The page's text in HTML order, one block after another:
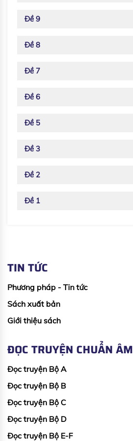
Đề 9
Đề 8
Đề 7
Đề 6
Đề 5
Đề 3
Đề 2
Đề 1
TIN TỨC
Phương pháp - Tin tức
Sách xuất bản
Giới thiệu sách
ĐỌC TRUYỆN CHUẨN ÂM
Đọc truyện Bộ A
Đọc truyện Bộ B
Đọc truyện Bộ C
Đọc truyện Bộ D
Đọc truyện Bộ E-F